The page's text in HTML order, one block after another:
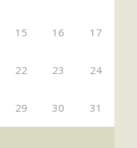
15 16 17
22 23 24
29 30 31